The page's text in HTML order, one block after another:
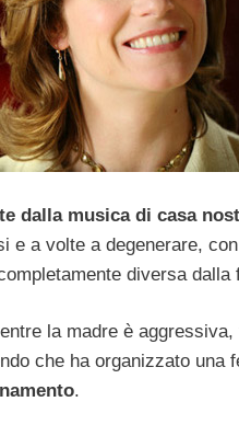
dalla musica di casa
e a volte a degenerare,
diversa dalla
la madre è
che ha organizzato una
.